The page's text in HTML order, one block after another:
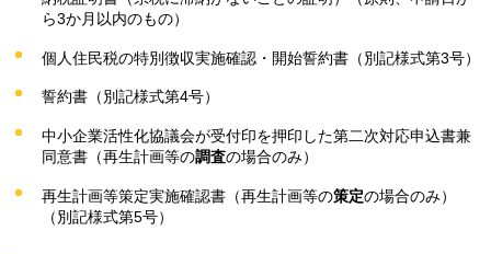
ら3か月以内のもの）
個人住民税の特別徴収実施確認・開始誓約書（別記様式第3号）
誓約書（別記様式第4号）
中小企業活性化協議会が受付印を押印した第二次対応申込書兼
同意書（再生計画等の調査の場合のみ）
再生計画等策定実施確認書（再生計画等の策定の場合のみ）
（別記様式第5号）